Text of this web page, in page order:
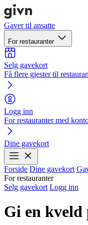
Gaver til ansatte
For restauranter
Selg gavekort
Få flere gjester til
Logg inn
For restauranter med
Dine gavekort
Forside Dine gavekort
For restauranter
Selg gavekort Logg inn
Gi en kveld